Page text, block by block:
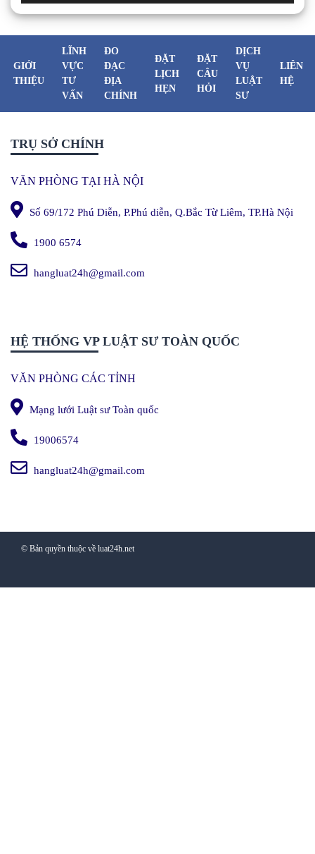
GIỚI
THIỆU
LĨNH
VỰC
TƯ
VẤN
ĐO
ĐẠC
ĐỊA
CHÍNH
ĐẶT
LỊCH
HẸN
ĐẶT
CÂU
HỎI
DỊCH
VỤ
LUẬT
SƯ
LIÊN
HỆ
TRỤ SỞ CHÍNH
VĂN PHÒNG TẠI HÀ NỘI
Số 69/172 Phú Diễn, P.Phú diễn, Q.Bắc Từ Liêm, TP.Hà Nội
1900 6574
hangluat24h@gmail.com
HỆ THỐNG VP LUẬT SƯ TOÀN QUỐC
VĂN PHÒNG CÁC TỈNH
Mạng lưới Luật sư Toàn quốc
19006574
hangluat24h@gmail.com
© Bản quyền thuộc về luat24h.net